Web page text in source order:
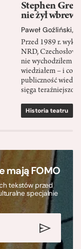
Stephen
nie żył wbrew
Paweł Goźliński,
Przed 1989 r.
NRD,
nie wychodziłem
wiedziałem – i co
publiczność
sięga
Historia teatru
mają FOMO
tekstów przed
specjalnie